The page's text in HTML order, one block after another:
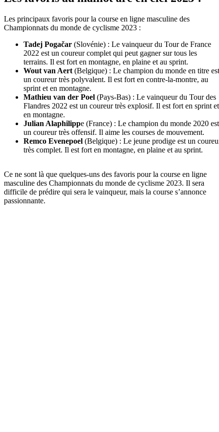
Les principaux favoris pour la course en ligne masculine des
Championnats du monde de cyclisme 2023 :
Tadej Pogačar (Slovénie) : Le vainqueur du Tour de France
2022 est un coureur complet qui peut gagner sur tous les
terrains. Il est fort en montagne, en plaine et au sprint.
Wout van Aert (Belgique) : Le champion du monde en titre est
un coureur très polyvalent. Il est fort en contre-la-montre, au
sprint et en montagne.
Mathieu van der Poel (Pays-Bas) : Le vainqueur du Tour des
Flandres 2022 est un coureur très explosif. Il est fort en sprint et
en montagne.
Julian Alaphilippe (France) : Le champion du monde 2020 est
un coureur très offensif. Il aime les courses de mouvement.
Remco Evenepoel (Belgique) : Le jeune prodige est un
très complet. Il est fort en montagne, en plaine et au sprint.
Ce ne sont là que quelques-uns des favoris pour la course en ligne
masculine des Championnats du monde de cyclisme 2023. Il sera
difficile de prédire qui sera le vainqueur, mais la course s’annonce
passionnante.